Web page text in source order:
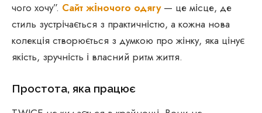
чого хочу”. Сайт жіночого одягу— це місце, де
стиль зустрічається з практичністю, а кожна нова
колекція створюється з думкою про жінку, яка цінує
якість, зручність і власний ритм життя.
Простота, яка працює